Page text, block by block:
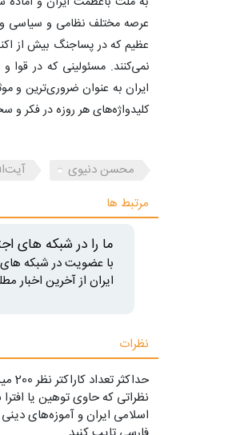
عرصه مختلف نظامی و سیاسی و
عظیم که در پساجنگ بیش از
نمی‌کنند. مسئولینی که در
ایران به عنوان ضروری‌ترین و
کلیدواژه‌های هر روزه در فکر و
محسن دنیوی
مرتبط ها
ما را در شبکه های
با عضویت در شبکه های
ایران از آخرین اخبار
نظرات
حداکثر تعداد کاراکتر نظر 200 ميياشد
نظراتی که حاوی توهین یا
اسلامی ایران و آموزه‌های